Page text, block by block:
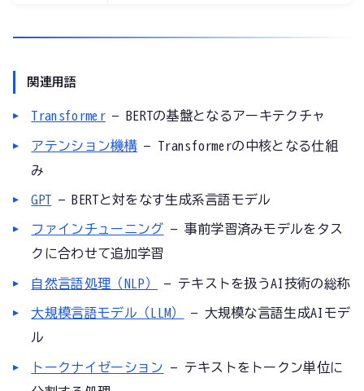
関連用語
Transformer— BERTの基盤となるアーキテクチャ
アテンション機構— Transformerの中核となる仕組
み
GPT — BERTと対をなす生成系言語モデル
ファインチューニング — 事前学習済みモデルをタス
クに合わせて追加学習
自然言語処理（NLP） — テキストを扱うAI技術の総称
大規模言語モデル（LLM）
— 大規模な言語生成AIモデ
ル
トークナイゼーション — テキストをトークン単位に